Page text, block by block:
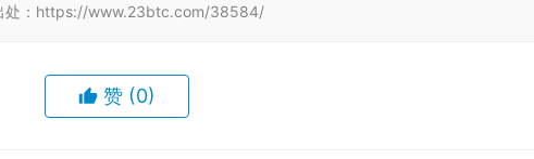
处：https://www.23btc.com/38584/
赞 (0)